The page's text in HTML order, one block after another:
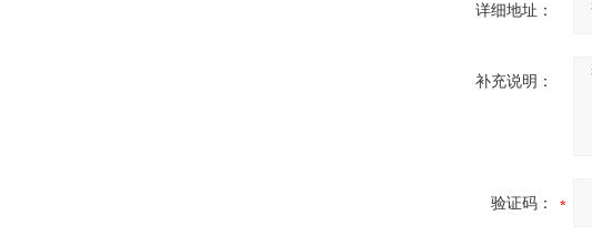
详细地址：
补充说明：
验证码：